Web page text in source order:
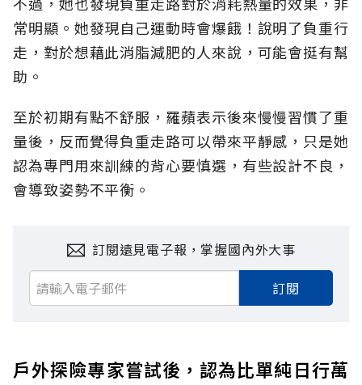
常明顯。她發現自己運動時會爆餓！說明了負重行
走，對於想藉此消脂減肥的人來說，可能會挺有幫
助。
至於初期有點不舒服，羅蘋表示後來慢慢習慣了重
量後，反而覺得負重走路可以帶來平靜感，只是她
認為專門用來訓練的背心要慎選，有些設計不良，
會導致姿勢不平衡。
訂閱遠見電子報，掌握國內外大事
訂閱
戶外探險專家嘗試後，認為比單純日行萬